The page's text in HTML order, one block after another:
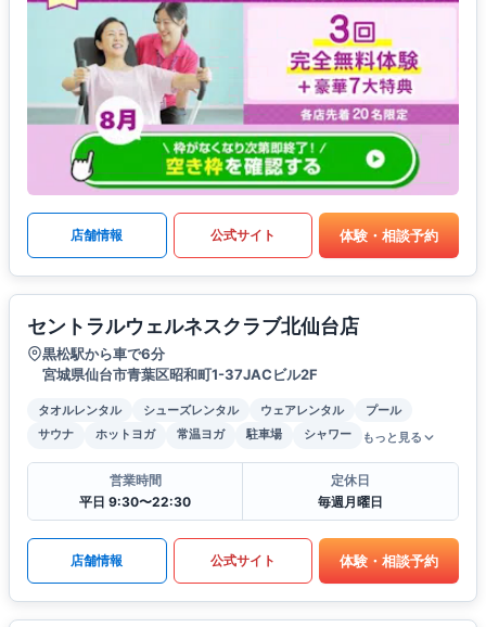
店舗情報 公式サイト 体験・相談予約
セントラルウェルネスクラブ北仙台店
黒松駅から車で6分
宮城県仙台市青葉区昭和町1-37JACビル2F
タオルレンタル シューズレンタル ウェアレンタル
プール
サウナ
ホットヨガ 常温ヨガ 駐車場 シャワー もっと見る
営業時間
平日 9:30〜22:30
定休日
毎週月曜日
店舗情報 公式サイト 体験・相談予約